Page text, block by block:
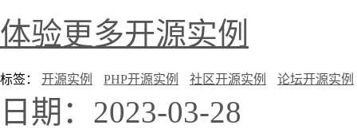
体验更多开源实例
标签： 开源实例 PHP开源实例 社区开源实例 论坛开源实例
日期：2023-03-28